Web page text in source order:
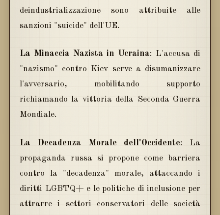
deindustrializzazione sono attribuite alle
sanzioni "suicide" dell'UE.
La Minaccia Nazista in Ucraina: L'accusa di
"nazismo" contro Kiev serve a disumanizzare
l'avversario, mobilitando supporto
richiamando la vittoria della Seconda Guerra
Mondiale.
La Decadenza Morale dell'Occidente: La
propaganda russa si propone come barriera
contro la "decadenza" morale, attaccando i
diritti LGBTQ+ e le politiche di inclusione per
attrarre i settori conservatori delle società